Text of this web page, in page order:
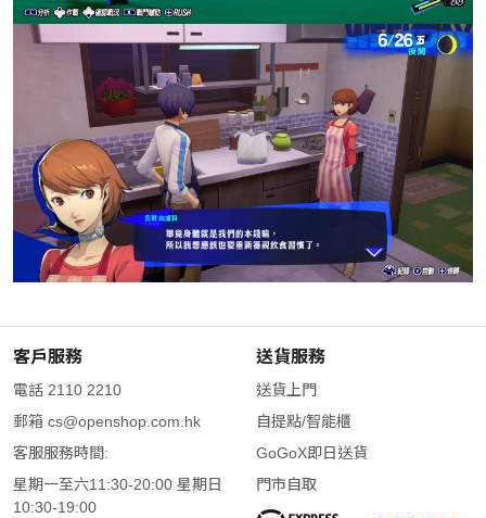
客戶服務
電話 2110 2210
郵箱 cs@openshop.com.hk
客服服務時間:
星期一至六11:30-20:00 星期日
10:30-19:00
送貨服務
送貨上門
自提點/智能櫃
GoGoX即日送貨
門市自取